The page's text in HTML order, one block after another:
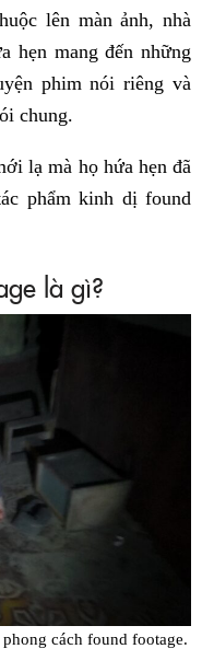
lên màn ảnh, nhà
hẹn mang đến những
phim nói riêng và
chung.
lạ mà họ hứa hẹn đã
phẩm kinh dị found
là gì?
cách found footage.